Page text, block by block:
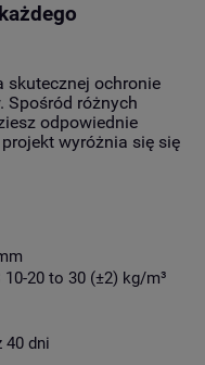
skutecznej ochronie
Spośród różnych
odpowiednie
wyróżnia się się
20 to 30 (±2) kg/m³
40 dni